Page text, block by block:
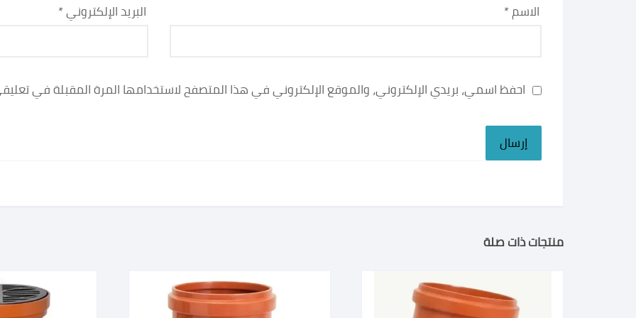
الاسم* البريد الإلكتروني*
احفظ اسمي، بريدي الإلكتروني، والموقع الإلكتروني في هذا المتصفح لاستخدامها المرة المقبلة في
منتجات ذات صلة